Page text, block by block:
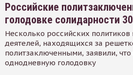
Российские
голодовке солидарности
Несколько российских
деятелей, находящихся за
политзаключенными, заявили,
однодневную голодовку